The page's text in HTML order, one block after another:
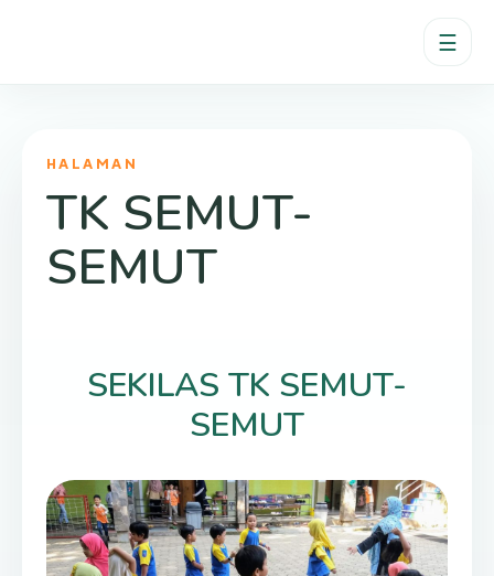
☰
HALAMAN
TK SEMUT-
SEMUT
SEKILAS TK SEMUT-
SEMUT